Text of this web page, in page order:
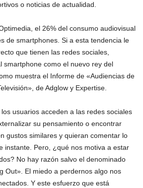
o noticias de actualidad.
el 26% del consumo audiovisual
de smartphones. Si a esta tendencia le
que tienen las redes sociales,
smartphone como el nuevo rey del
muestra el Informe de «Audiencias de
de Adglow y Expertise.
usuarios acceden a las redes sociales
su pensamiento o encontrar
gustos similares y quieran comentar lo
instante. Pero, ¿qué nos motiva a estar
No hay razón salvo el denominado
Out». El miedo a perdernos algo nos
Y este esfuerzo que está